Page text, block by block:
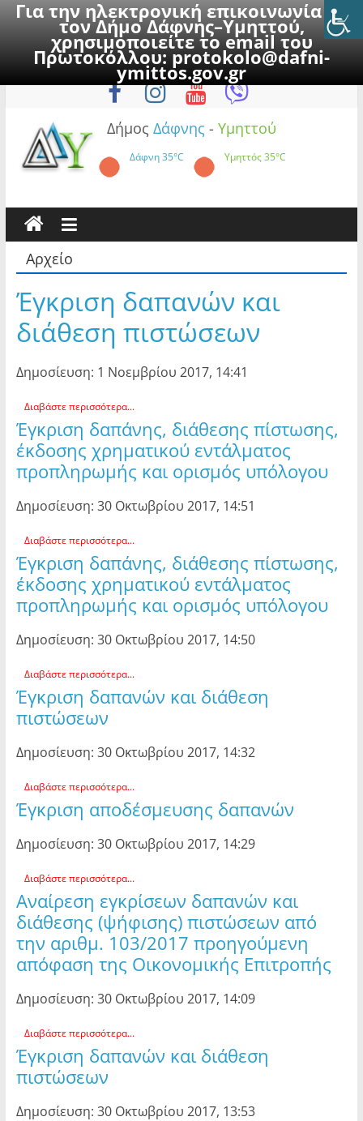
Για την ηλεκτρονική επικοινωνία με
τον Δήμο Δάφνης–Υμηττού,
χρησιμοποιείτε το email του
Πρωτοκόλλου:protokolo@dafni-
ymittos.gov.gr
to
Σάββατο, 8 Αυγούστου 2026
Δήμος Δάφνης - Υμηττού
Δάφνη35°C Υμηττός35°C
Αρχείο
Έγκριση δαπανών και
διάθεση πιστώσεων
Δημοσίευση: 1 Νοεμβρίου 2017, 14:41
Διαβάστε περισσότερα...
Έγκριση δαπάνης, διάθεσης πίστωσης,
έκδοσης χρηματικού εντάλματος
προπληρωμής και ορισμός υπόλογου
Δημοσίευση: 30 Οκτωβρίου 2017, 14:51
Διαβάστε περισσότερα...
Έγκριση δαπάνης, διάθεσης πίστωσης,
έκδοσης χρηματικού εντάλματος
προπληρωμής και ορισμός υπόλογου
Δημοσίευση: 30 Οκτωβρίου 2017, 14:50
Διαβάστε περισσότερα...
Έγκριση δαπανών και διάθεση
πιστώσεων
Δημοσίευση: 30 Οκτωβρίου 2017, 14:32
Διαβάστε περισσότερα...
Έγκριση αποδέσμευσης δαπανών
Δημοσίευση: 30 Οκτωβρίου 2017, 14:29
Διαβάστε περισσότερα...
Αναίρεση εγκρίσεων δαπανών και
διάθεσης (ψήφισης) πιστώσεων από
την αριθμ. 103/2017 προηγούμενη
απόφαση της Οικονομικής Επιτροπής
Δημοσίευση: 30 Οκτωβρίου 2017, 14:09
Διαβάστε περισσότερα...
Έγκριση δαπανών και διάθεση
πιστώσεων
Δημοσίευση: 30 Οκτωβρίου 2017, 13:53